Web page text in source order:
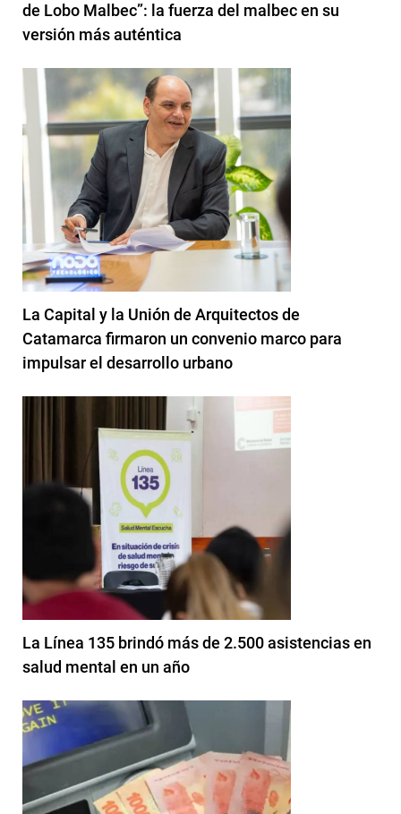
de Lobo Malbec”: la fuerza del malbec en su
versión más auténtica
La Capital y la Unión de Arquitectos de
Catamarca firmaron un convenio marco para
impulsar el desarrollo urbano
La Línea 135 brindó más de 2.500 asistencias en
salud mental en un año